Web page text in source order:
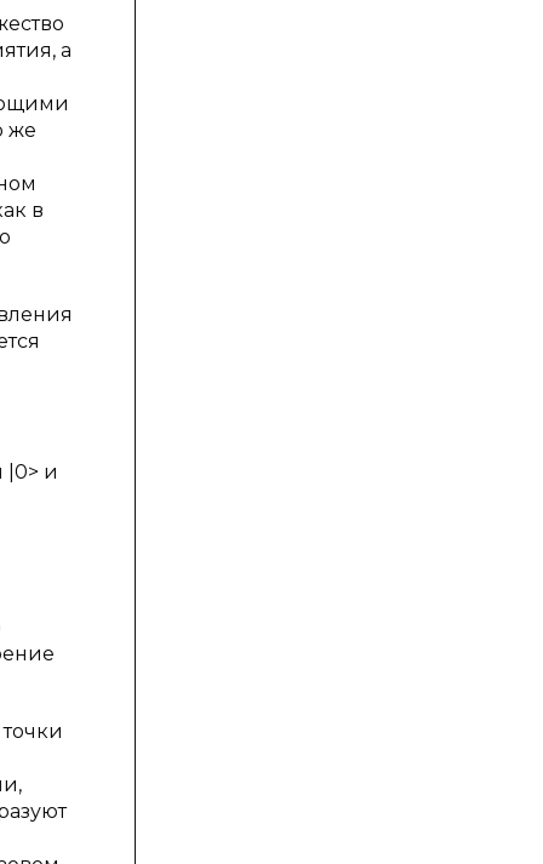
а
же
в
|0> и